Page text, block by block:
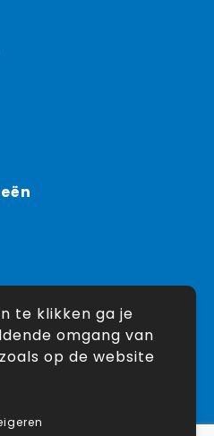
te klikken ga je
omgang van
op de website